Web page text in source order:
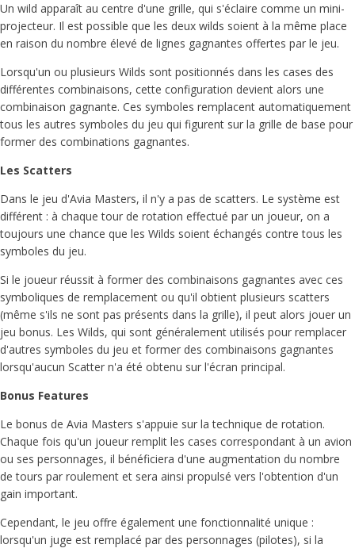
Un wild apparaît au centre d'une grille, qui s'éclaire comme un mini-
projecteur. Il est possible que les deux wilds soient à la même place
en raison du nombre élevé de lignes gagnantes offertes par le jeu.
Lorsqu'un ou plusieurs Wilds sont positionnés dans les cases des
différentes combinaisons, cette configuration devient alors une
combinaison gagnante. Ces symboles remplacent automatiquement
tous les autres symboles du jeu qui figurent sur la grille de base pour
former des combinations gagnantes.
Les Scatters
Dans le jeu d'Avia Masters, il n'y a pas de scatters. Le système est
différent : à chaque tour de rotation effectué par un joueur, on a
toujours une chance que les Wilds soient échangés contre tous les
symboles du jeu.
Si le joueur réussit à former des combinaisons gagnantes avec ces
symboliques de remplacement ou qu'il obtient plusieurs scatters
(même s'ils ne sont pas présents dans la grille), il peut alors jouer un
jeu bonus. Les Wilds, qui sont généralement utilisés pour remplacer
d'autres symboles du jeu et former des combinaisons gagnantes
lorsqu'aucun Scatter n'a été obtenu sur l'écran principal.
Bonus Features
Le bonus de Avia Masters s'appuie sur la technique de rotation.
Chaque fois qu'un joueur remplit les cases correspondant à un avion
ou ses personnages, il bénéficiera d'une augmentation du nombre
de tours par roulement et sera ainsi propulsé vers l'obtention d'un
gain important.
Cependant, le jeu offre également une fonctionnalité unique :
lorsqu'un juge est remplacé par des personnages (pilotes), si la